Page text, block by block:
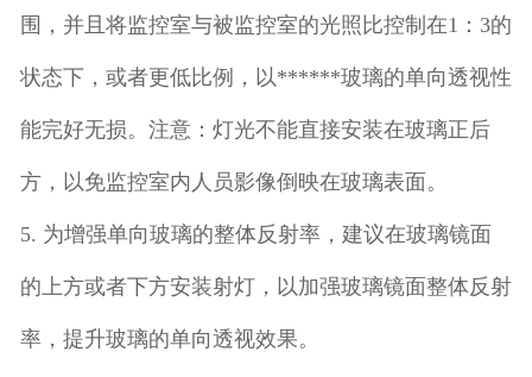
围，并且将监控室与被监控室的光照比控制在1：3的
状态下，或者更低比例，以******玻璃的单向透视性
能完好无损。注意：灯光不能直接安装在玻璃正后
方，以免监控室内人员影像倒映在玻璃表面。
5. 为增强单向玻璃的整体反射率，建议在玻璃镜面
的上方或者下方安装射灯，以加强玻璃镜面整体反射
率，提升玻璃的单向透视效果。